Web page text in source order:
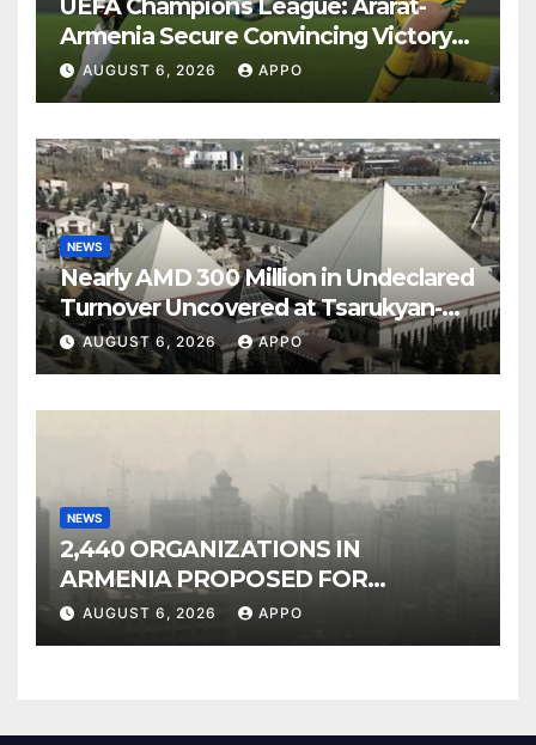
Armenia Secure Convincing Victory
Over Shamrock Rovers 2-0
AUGUST 6, 2026 APPO
NEWS
Nearly AMD 300 Million in Undeclared
Turnover Uncovered at Tsarukyan-
Owned Entertainment Center
AUGUST 6, 2026 APPO
NEWS
2,440 ORGANIZATIONS IN
ARMENIA PROPOSED FOR
INCLUSION IN LIST OF AIR
AUGUST 6, 2026 APPO